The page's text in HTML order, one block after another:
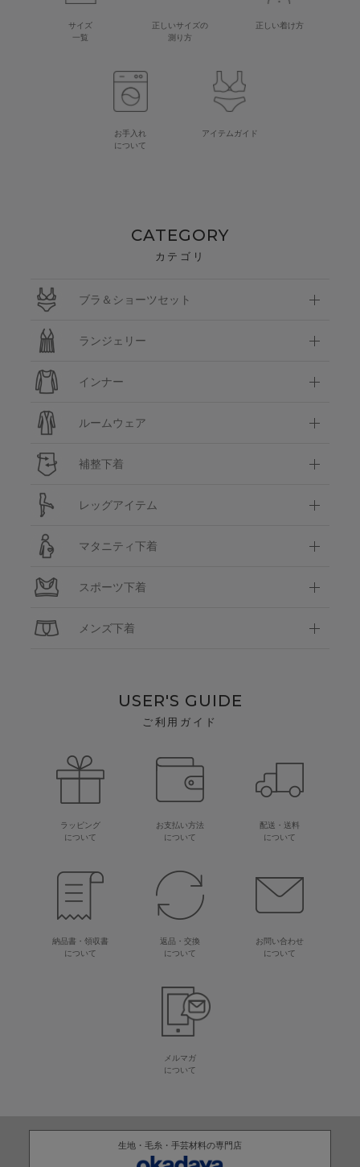
サイズ
一覧
正しいサイズの
測り方
正しい着け方
お手入れ
について
アイテムガイド
CATEGORY
カテゴリ
ブラ＆ショーツセット
ランジェリー
インナー
ルームウェア
補整下着
レッグアイテム
マタニティ下着
スポーツ下着
メンズ下着
USER'S GUIDE
ご利用ガイド
ラッピング
について
お支払い方法
について
配送・送料
について
納品書・領収書
について
返品・交換
について
お問い合わせ
について
メルマガ
について
生地・毛糸・手芸材料の専門店